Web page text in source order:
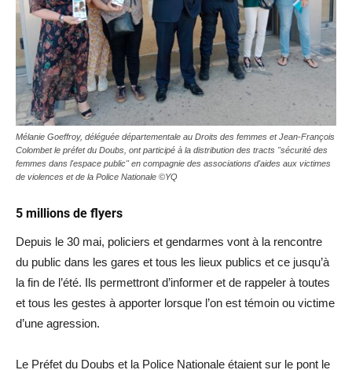
Mélanie Goeffroy, déléguée départementale au Droits des femmes et Jean-François
Colombet le préfet du Doubs, ont participé à la distribution des tracts "sécurité des
femmes dans l'espace public" en compagnie des associations d'aides aux victimes
de violences et de la Police Nationale ©YQ
5 millions de flyers
Depuis le 30 mai, policiers et gendarmes vont à la rencontre
du public dans les gares et tous les lieux publics et ce jusqu’à
la fin de l’été. Ils permettront d’informer et de rappeler à toutes
et tous les gestes à apporter lorsque l’on est témoin ou victime
d’une agression.
Le Préfet du Doubs et la Police Nationale étaient sur le pont le